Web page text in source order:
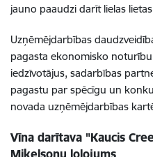
jauno paaudzi darīt lielas
Uzņēmējdarbības
pagasta ekonomisko
iedzīvotājus, sadarbības
pagastu par spēcīgu un
novada uzņēmējdarbības
Vīna darītava "Kaucis
Miķelsonu lolojums